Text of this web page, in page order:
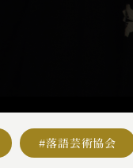
#落語芸術協会